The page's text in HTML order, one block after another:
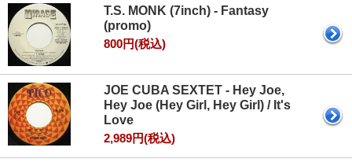
T.S. MONK (7inch) - Fantasy
(promo)
800円(税込)
JOE CUBA SEXTET - Hey Joe,
Hey Joe (Hey Girl, Hey Girl) / It's
Love
2,989円(税込)